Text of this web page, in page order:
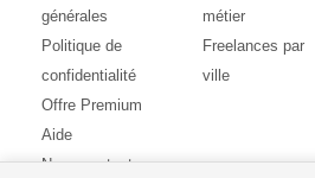
générales
Politique de
confidentialité
Offre Premium
Aide
Nous contacter
métier
Freelances par
ville